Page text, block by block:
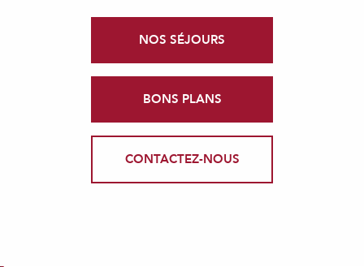
NOS SÉJOURS
BONS PLANS
CONTACTEZ-NOUS